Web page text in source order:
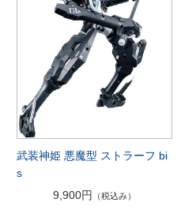
武装神姫 悪魔型 ストラーフ bi
s
9,900円
（税込み）